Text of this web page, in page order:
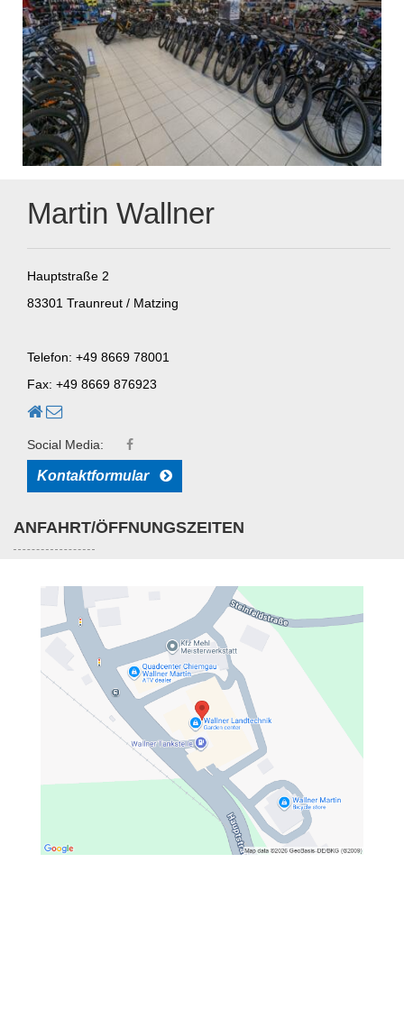
Martin Wallner
Hauptstraße 2
83301 Traunreut / Matzing
Telefon: +49 8669 78001
Fax: +49 8669 876923
Social Media:
Kontaktformular
ANFAHRT/ÖFFNUNGSZEITEN